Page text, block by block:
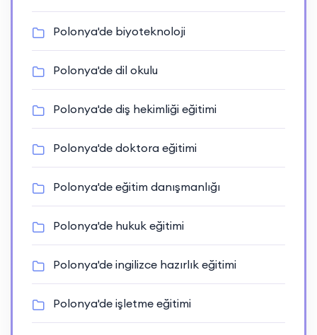
Polonya'de biyoteknoloji
Polonya'de dil okulu
Polonya'de diş hekimliği eğitimi
Polonya'de doktora eğitimi
Polonya'de eğitim danışmanlığı
Polonya'de hukuk eğitimi
Polonya'de ingilizce hazırlık eğitimi
Polonya'de işletme eğitimi